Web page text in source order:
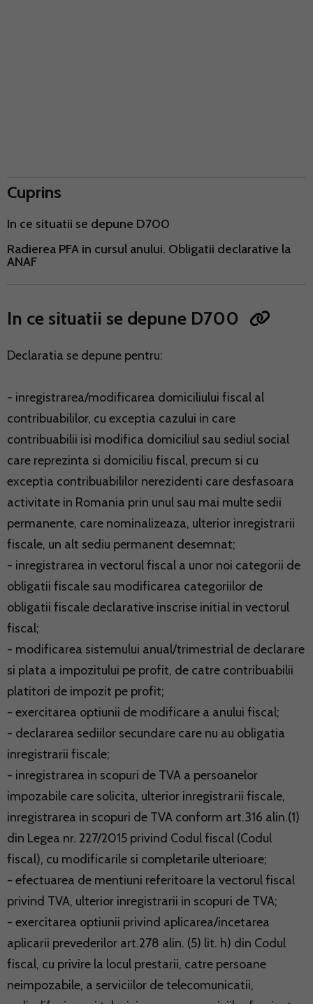
Cuprins
In ce situatii se depune D700
Radierea PFA in cursul anului. Obligatii declarative la
ANAF
In ce situatii se depune D700
Declaratia se depune pentru:
- inregistrarea/modificarea domiciliului fiscal al
contribuabililor, cu exceptia cazului in care
contribuabilii isi modifica domiciliul sau sediul social
care reprezinta si domiciliu fiscal, precum si cu
exceptia contribuabililor nerezidenti care desfasoara
activitate in Romania prin unul sau mai multe sedii
permanente, care nominalizeaza, ulterior inregistrarii
fiscale, un alt sediu permanent desemnat;
- inregistrarea in vectorul fiscal a unor noi categorii de
obligatii fiscale sau modificarea categoriilor de
obligatii fiscale declarative inscrise initial in vectorul
fiscal;
- modificarea sistemului anual/trimestrial de declarare
si plata a impozitului pe profit, de catre contribuabilii
platitori de impozit pe profit;
- exercitarea optiunii de modificare a anului fiscal;
- declararea sediilor secundare care nu au obligatia
inregistrarii fiscale;
- inregistrarea in scopuri de TVA a persoanelor
impozabile care solicita, ulterior inregistrarii fiscale,
inregistrarea in scopuri de TVA conform art.316 alin.(1)
din Legea nr. 227/2015 privind Codul fiscal (Codul
fiscal), cu modificarile si completarile ulterioare;
- efectuarea de mentiuni referitoare la vectorul fiscal
privind TVA, ulterior inregistrarii in scopuri de TVA;
- exercitarea optiunii privind aplicarea/incetarea
aplicarii prevederilor art.278 alin. (5) lit. h) din Codul
fiscal, cu privire la locul prestarii, catre persoane
neimpozabile, a serviciilor de telecomunicatii,